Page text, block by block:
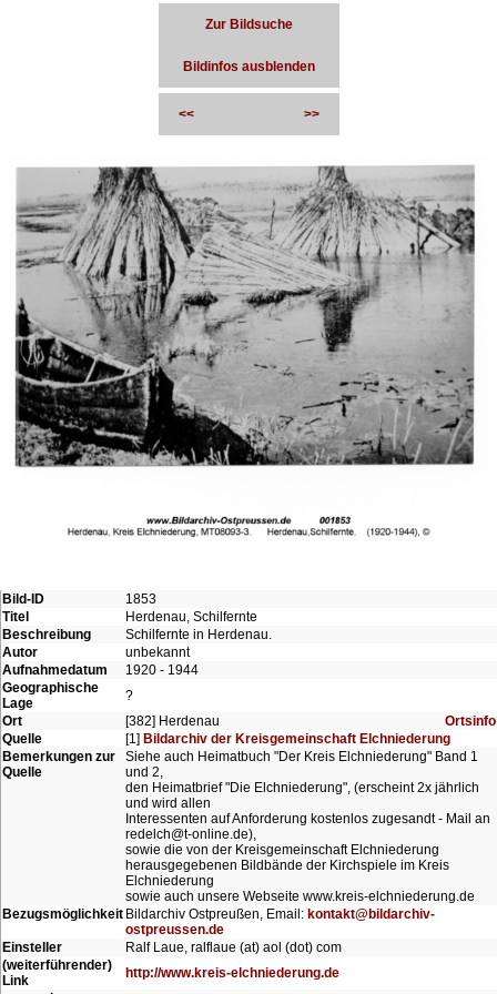
Zur Bildsuche
Bildinfos ausblenden
<< >>
Bild-ID
1853
Titel
Herdenau, Schilfernte
Beschreibung
Schilfernte in Herdenau.
Autor
unbekannt
Aufnahmedatum
1920 - 1944
Geographische
Lage
?
Ort
[382] Herdenau
Ortsinfo
Quelle
[1] Bildarchiv der Kreisgemeinschaft Elchniederung
Bemerkungen zur
Quelle
Siehe auch Heimatbuch "Der Kreis Elchniederung" Band 1
und 2,
den Heimatbrief "Die Elchniederung", (erscheint 2x jährlich
und wird allen
Interessenten auf Anforderung kostenlos zugesandt - Mail an
redelch@t-online.de),
sowie die von der Kreisgemeinschaft Elchniederung
herausgegebenen Bildbände der Kirchspiele im Kreis
Elchniederung
sowie auch unsere Webseite www.kreis-elchniederung.de
Bezugsmöglichkeit Bildarchiv Ostpreußen, Email: kontakt@bildarchiv-
ostpreussen.de
Einsteller
Ralf Laue, ralflaue (at) aol (dot) com
(weiterführender)
Link
http://www.kreis-elchniederung.de